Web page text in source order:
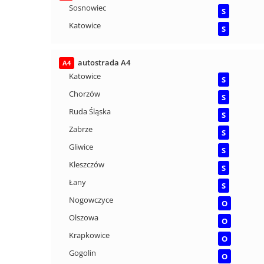
Sosnowiec
S
Katowice
S
A4
autostrada A4
Katowice
S
Chorzów
S
Ruda Śląska
S
Zabrze
S
Gliwice
S
Kleszczów
S
Łany
S
Nogowczyce
O
Olszowa
O
Krapkowice
O
Gogolin
O